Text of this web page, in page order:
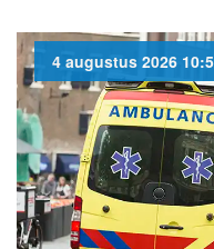
4 augustus 2026